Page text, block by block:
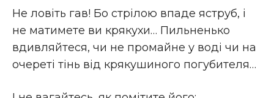
Не ловiть гав! Бо стрiлою впаде яструб, i
не матимете ви крякухи… Пильненько
вдивляйтеся, чи не промайне у водi чи на
очеретi тiнь вiд крякушиного погубителя…